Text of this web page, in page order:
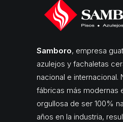
Samboro, empresa
azulejos y fachaletas
nacional e
fábricas más modernas
orgullosa de ser 100%
años en la industria,